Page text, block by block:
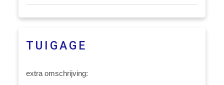
TUIGAGE
extra omschrijving: